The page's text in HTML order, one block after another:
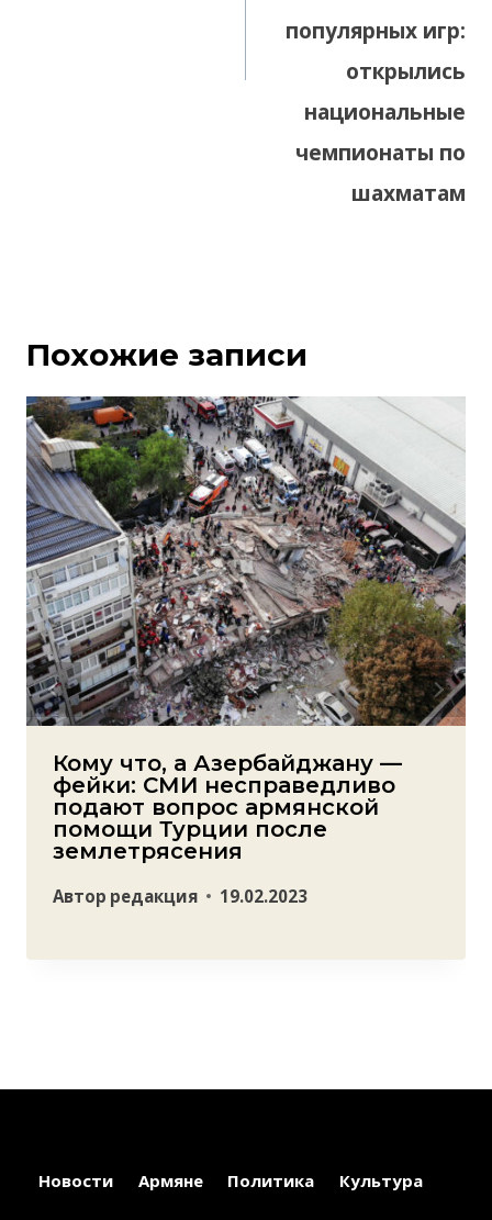
популярных игр:
открылись
национальные
чемпионаты по
шахматам
Похожие записи
Кому что, а Азербайджану —
фейки: СМИ несправедливо
подают вопрос армянской
помощи Турции после
землетрясения
Автор редакция 19.02.2023
Новости Армяне Политика Культура